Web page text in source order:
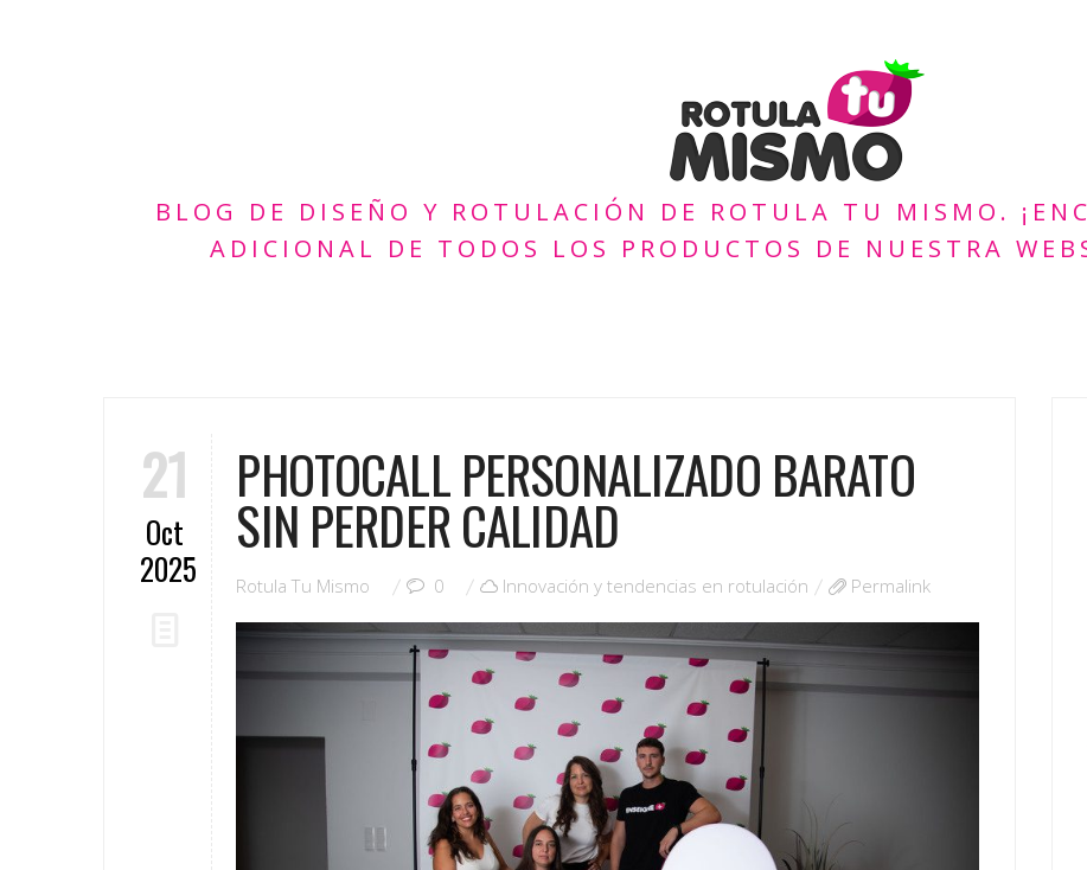
BLOG DE DISEÑO Y ROTULACIÓN DE ROTULA TU MISMO.
ADICIONAL DE TODOS LOS PRODUCTOS DE NUESTRA
21
Oct
2025
PHOTOCALL PERSONALIZADO BARATO
SIN PERDER CALIDAD
Rotula Tu Mismo 0 Innovación y tendencias en rotulación Permalink